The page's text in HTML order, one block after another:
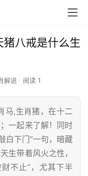
八戒是什么生
解说 阅读 1
马,生肖猪，在十二
一起来了解！同时
白下门”一句，暗藏
生带着风火之性，
不止”，尤其下半